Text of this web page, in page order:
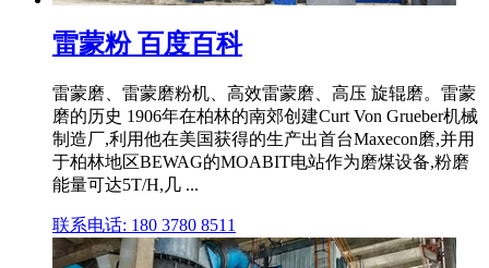
雷蒙粉 百度百科
雷蒙磨、雷蒙磨粉机、高效雷蒙磨、高压 旋辊磨。雷蒙
磨的历史 1906年在柏林的南郊创建Curt Von Grueber机械
制造厂,利用他在美国获得的生产出首台Maxecon磨,并用
于柏林地区BEWAG的MOABIT电站作为磨煤设备,粉磨
能量可达5T/H,几 ...
联系电话: 180 3780 8511